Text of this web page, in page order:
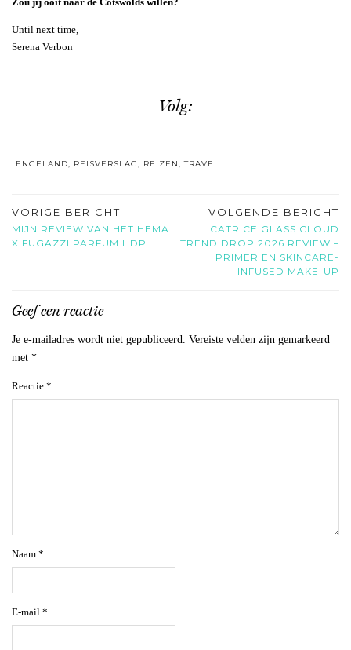
Until next time,
Serena Verbon
Volg:
ENGELAND, REISVERSLAG, REIZEN,TRAVEL
VORIGE BERICHT
MIJN REVIEW VAN HET HEMA
X FUGAZZI PARFUM HDP
VOLGENDE BERICHT
CATRICE GLASS CLOUD
TREND DROP 2026 REVIEW –
PRIMER EN SKINCARE-
INFUSED MAKE-UP
Geef een reactie
Je e-mailadres wordt niet gepubliceerd. Vereiste velden zijn gemarkeerd
met *
Reactie *
Naam *
E-mail *